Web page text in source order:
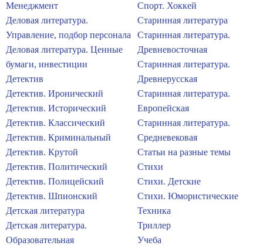
Менеджмент
Деловая литература.
Управление, подбор персонала
Деловая литература. Ценные
бумаги, инвестиции
Детектив
Детектив. Иронический
Детектив. Исторический
Детектив. Классический
Детектив. Криминальный
Детектив. Крутой
Детектив. Политический
Детектив. Полицейский
Детектив. Шпионский
Детская литература
Детская литература.
Образовательная
Спорт. Хоккей
Старинная литература
Старинная литература.
Древневосточная
Старинная литература.
Древнерусская
Старинная литература.
Европейская
Старинная литература.
Средневековая
Статьи на разные темы
Стихи
Стихи. Детские
Стихи. Юмористические
Техника
Триллер
Учеба